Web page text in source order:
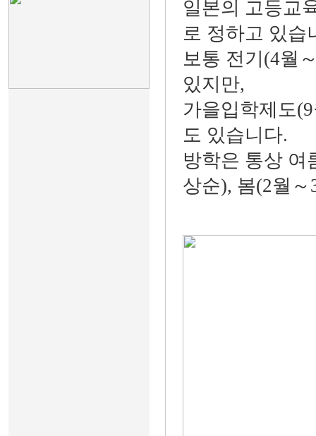
일본의 고등교
로 정하고 있습
보통 전기(4월
있지만,
가을입학제도
도 있습니다.
방학은 통상 여
상순), 봄(2월